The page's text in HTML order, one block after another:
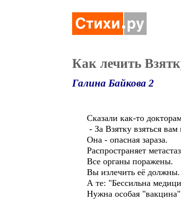
Как лечить
Галина Байкова 2
Сказали как-то
- За Взятку взяться вам
Она - опасная зараза.
Распространяет
Все органы поражены.
Вы излечить её должны.
А те: "Бессильна
Нужна особая